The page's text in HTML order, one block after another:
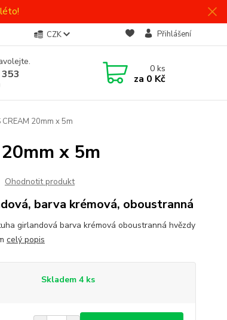
CZK Přihlášení
0ks
za 0 Kč
20mm x 5m
x 5m
Ohodnotit produkt
barva krémová, oboustranná
girlandová barva krémová oboustranná hvězdy
celý popis
Skladem 4 ks